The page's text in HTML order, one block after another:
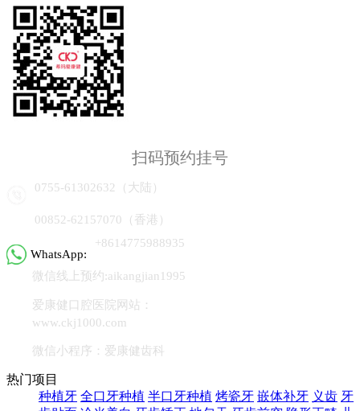
扫码预约挂号
0755-61302632（大陆）
00852-62157070（香港）
WhatsApp:
+8614775988935
微信线上预约:aikangjian1995
爱康健口腔医院网站：
www.ckj1000.com
微信小程序：爱康健齿科
热门项目
种植牙 全口牙种植 半口牙种植 烤瓷牙 嵌体补牙 义齿 牙